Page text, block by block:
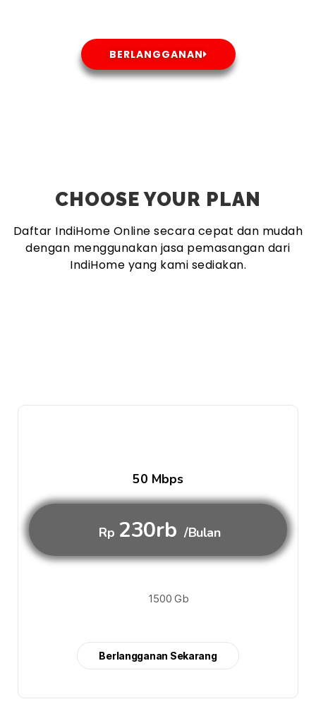
BERLANGGANAN
CHOOSE YOUR PLAN
Daftar IndiHome Online secara cepat dan mudah
dengan menggunakan jasa pemasangan dari
IndiHome yang kami sediakan.
50 Mbps
Rp 230rb /Bulan
1500 Gb
Berlangganan Sekarang